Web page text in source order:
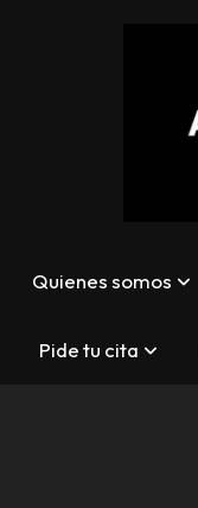
Quienes somos
Pide tu cita